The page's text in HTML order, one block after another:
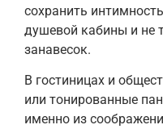
сохранить
душевой кабины и не
занавесок.
В гостиницах и
или тонированные
именно из